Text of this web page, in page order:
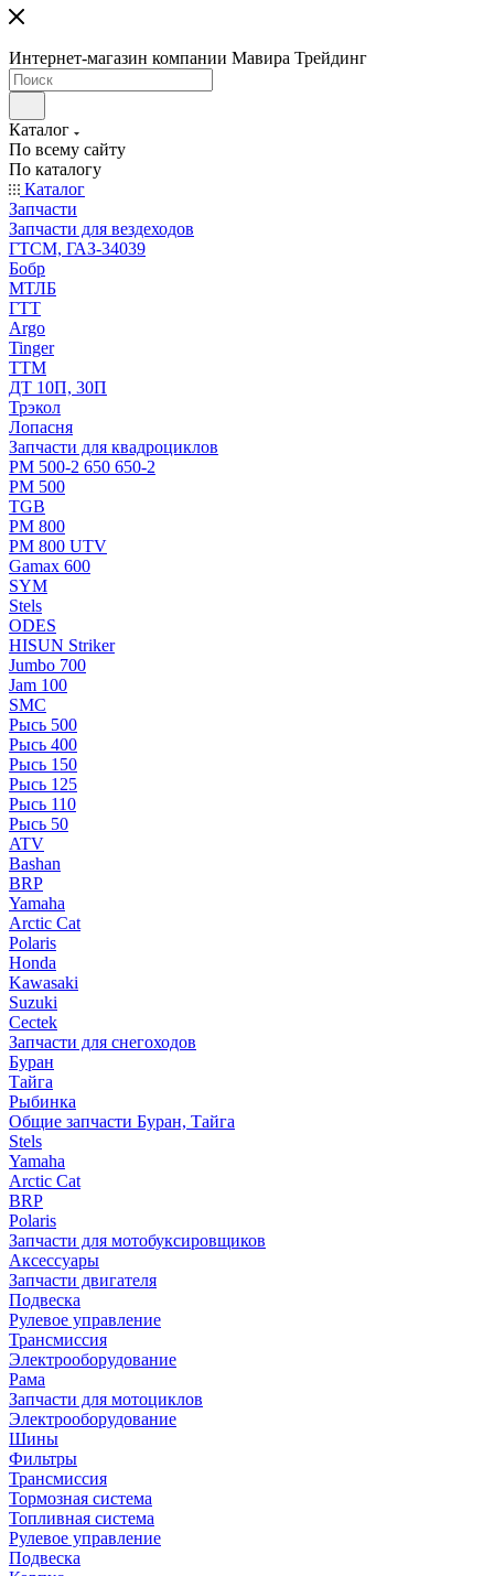
Интернет-магазин компании Мавира Трейдинг
Каталог
По всему сайту
По каталогу
Каталог
Запчасти
Запчасти для вездеходов
ГТСМ, ГАЗ-34039
Бобр
МТЛБ
ГТТ
Argo
Tinger
ТТМ
ДТ 10П, 30П
Трэкол
Лопасня
Запчасти для квадроциклов
РМ 500-2 650 650-2
РМ 500
TGB
РМ 800
РМ 800 UTV
Gamax 600
SYM
Stels
ОDЕS
HISUN Striker
Jumbo 700
Jam 100
SMC
Рысь 500
Рысь 400
Рысь 150
Рысь 125
Рысь 110
Рысь 50
ATV
Bashan
BRP
Yamaha
Arctic Cat
Polaris
Honda
Kawasaki
Suzuki
Cectek
Запчасти для снегоходов
Буран
Тайга
Рыбинка
Общие запчасти Буран, Тайга
Stels
Yamaha
Arctic Cat
BRP
Polaris
Запчасти для мотобуксировщиков
Аксессуары
Запчасти двигателя
Подвеска
Рулевое управление
Трансмиссия
Электрооборудование
Рама
Запчасти для мотоциклов
Электрооборудование
Шины
Фильтры
Трансмиссия
Тормозная система
Топливная система
Рулевое управление
Подвеска